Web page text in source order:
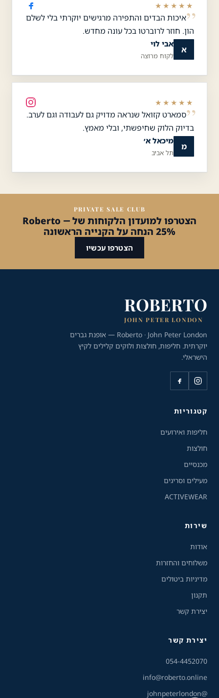
★★★★★
איכות הבדים והתפירה מרגישים יוקרתי בלי לשלם
הון. חוזר לרוברטו בכל עונה מחדש.
א
אבי לוי
לקוח מרוצה
★★★★★
סמארט קזואל שנראה מדויק גם לעבודה וגם לערב.
בדיוק הלוק שחיפשתי, ובלי מאמץ.
מ
מיכאל א׳
תל אביב
PRIVATE SALE CLUB
הצטרפו למועדון הלקוחות של Roberto —
25% הנחה על הקנייה הראשונה
הצטרפו עכשיו
ROBERTO
JOHN PETER LONDON
Roberto · John Peter London — אופנת גברים
יוקרתית. חליפות, חולצות ולוקים קלילים לקיץ
הישראלי.
קטגוריות
חליפות ואירועים
חולצות
מכנסיים
מעילים וסריגים
ACTIVEWEAR
שירות
אודות
משלוחים והחזרות
מדיניות ביטולים
תקנון
יצירת קשר
יצירת קשר
054-4452070
info@roberto.online
@johnpeterlondon
כלי נגישות
גודל טקסט
A-
שירות הלקוחות והמכירות